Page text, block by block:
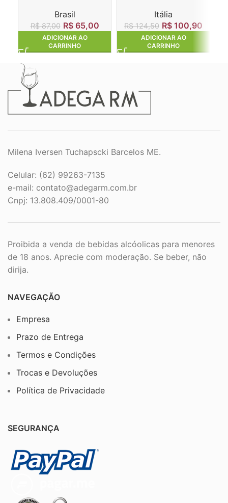
Brasil
R$87,00 R$65,00
ADICIONAR AO
CARRINHO
Itália
R$124,50 R$ 100,90
ADICIONAR AO
CARRINHO
Milena Iversen Tuchapscki Barcelos ME.
Celular: (62) 99263-7135
e-mail: contato@adegarm.com.br
Cnpj: 13.808.409/0001-80
Proibida a venda de bebidas alcóolicas para menores
de 18 anos. Aprecie com moderação. Se beber, não
dirija.
NAVEGAÇÃO
Empresa
Prazo de Entrega
Termos e Condições
Trocas e Devoluções
Política de Privacidade
SEGURANÇA